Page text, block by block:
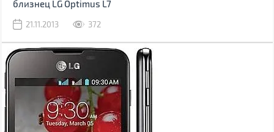
близнец LG Optimus L7
21.11.2013 372